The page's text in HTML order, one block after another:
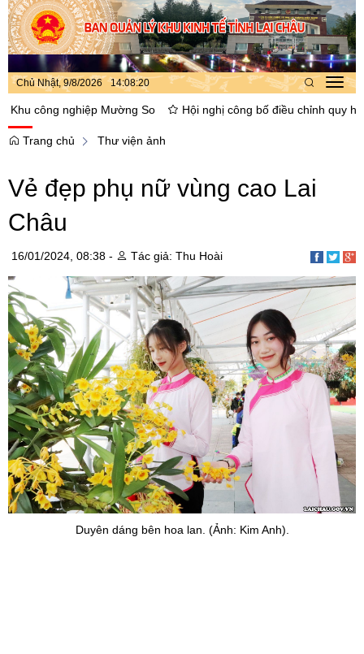
Chủ Nhật, 9/8/2026 14:08:21
nghiệp Mường So Hội nghị công bố điều chỉnh quy hoạch
Trang chủ Thư viện ảnh
Vẻ đẹp phụ nữ vùng cao Lai
Châu
16/01/2024, 08:38 - Tác giả: Thu Hoài
Duyên dáng bên hoa lan. (Ảnh: Kim Anh).